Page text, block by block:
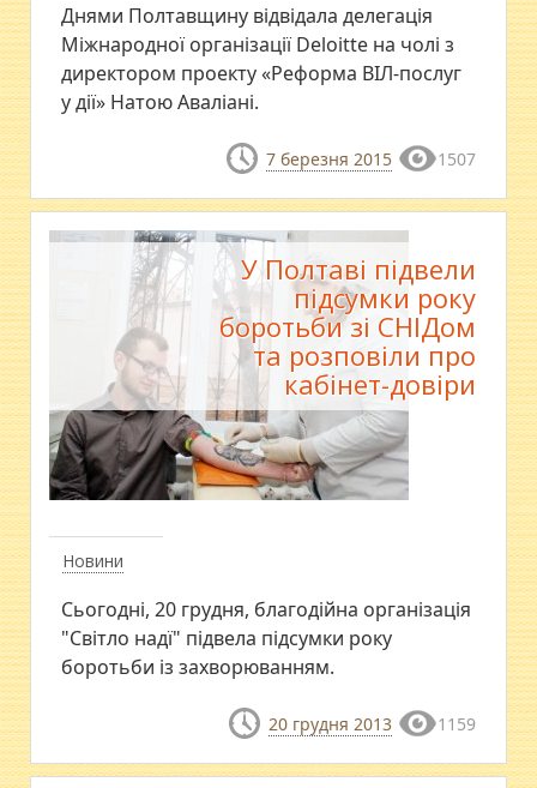
Днями Полтавщину відвідала делегація
Міжнародної організації Deloitte на чолі з
директором проекту «Реформа ВІЛ-послуг
у дії» Натою Аваліані.
7 березня 2015 1507
Новини
У Полтаві підвели
підсумки року
боротьби зі СНІДом
та розповіли про
кабінет-довіри
Сьогодні, 20 грудня, благодійна організація
"Світло надї" підвела підсумки року
боротьби із захворюванням.
20 грудня 2013 1159